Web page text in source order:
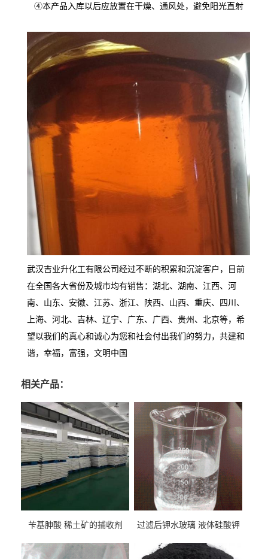
④本产品入库以后应放置在干燥、通风处，避免阳光直射
武汉吉业升化工有限公司经过不断的积累和沉淀客户，目前
在全国各大省份及城市均有销售：湖北、湖南、江西、河
南、山东、安徽、江苏、浙江、陕西、山西、重庆、四川、
上海、河北、吉林、辽宁、广东、广西、贵州、北京等，希
望以我们的真心和诚心为您和社会付出我们的努力，共建和
谐，幸福，富强，文明中国
相关产品：
苄基胂酸 稀土矿的捕收剂 过滤后钾水玻璃 液体硅酸钾